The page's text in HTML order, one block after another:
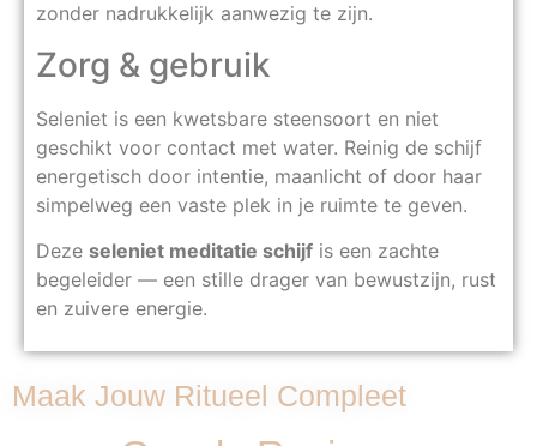
zonder nadrukkelijk aanwezig te zijn.
Zorg & gebruik
Seleniet is een kwetsbare steensoort en niet
geschikt voor contact met water. Reinig de schijf
energetisch door intentie, maanlicht of door haar
simpelweg een vaste plek in je ruimte te geven.
Deze seleniet meditatie schijf is een zachte
begeleider — een stille drager van bewustzijn, rust
en zuivere energie.
Maak Jouw Ritueel Compleet